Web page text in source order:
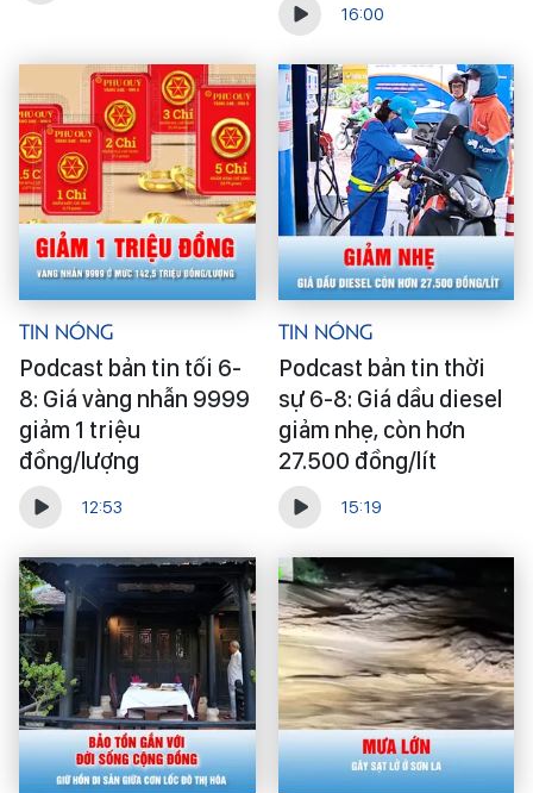
16:00
Tin Nóng
Podcast bản tin tối 6-
8: Giá vàng nhẫn 9999
giảm 1 triệu
đồng/lượng
12:53
Tin Nóng
Podcast bản tin thời
sự 6-8: Giá dầu diesel
giảm nhẹ, còn hơn
27.500 đồng/lít
15:19